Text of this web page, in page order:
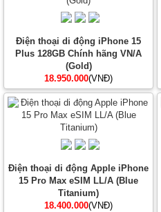
Điện thoại di động iPhone 15
Plus 128GB Chính hãng VN/A
(Gold)
18.950.000(VNĐ)
Điện thoại di động Apple iPhone
15 Pro Max eSIM LL/A (Blue
Titanium)
18.400.000(VNĐ)